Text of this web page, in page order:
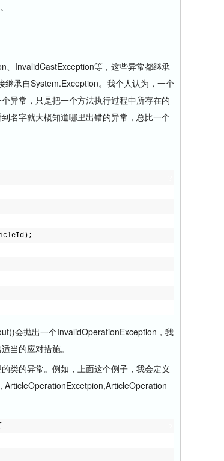
InvalidCastException等，这些异常都继承
承自System.Exception。我个人认为，一个
异常，只是把一个方法执行过程中所存在的
名字就大概知道哪里出错的异常，总比一个
会抛出一个InvalidOperationException，我
当的应对措施。
的异常。例如，上面这个例子，我会定义